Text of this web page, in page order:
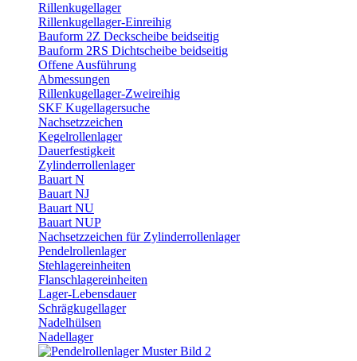
Rillenkugellager
Rillenkugellager-Einreihig
Bauform 2Z Deckscheibe beidseitig
Bauform 2RS Dichtscheibe beidseitig
Offene Ausführung
Abmessungen
Rillenkugellager-Zweireihig
SKF Kugellagersuche
Nachsetzzeichen
Kegelrollenlager
Dauerfestigkeit
Zylinderrollenlager
Bauart N
Bauart NJ
Bauart NU
Bauart NUP
Nachsetzzeichen für Zylinderrollenlager
Pendelrollenlager
Stehlagereinheiten
Flanschlagereinheiten
Lager-Lebensdauer
Schrägkugellager
Nadelhülsen
Nadellager